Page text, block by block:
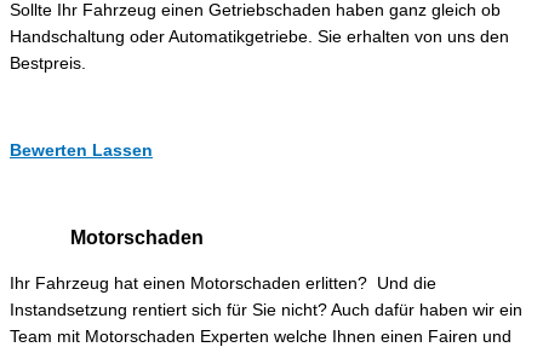
Sollte Ihr Fahrzeug einen Getriebschaden haben ganz gleich ob
Handschaltung oder Automatikgetriebe. Sie erhalten von uns den
Bestpreis.
Bewerten Lassen
Motorschaden
Ihr Fahrzeug hat einen Motorschaden erlitten? Und die
Instandsetzung rentiert sich für Sie nicht? Auch dafür haben wir ein
Team mit Motorschaden Experten welche Ihnen einen Fairen und